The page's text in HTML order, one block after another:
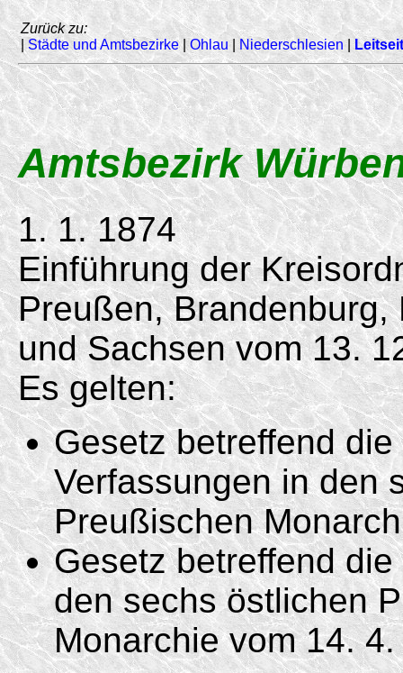
Zurück zu:
| Städte und Amtsbezirke|Ohlau|Niederschlesien|
Amtsbezirk
1. 1. 1874
Einführung der
Preußen,
und Sachsen vom13.
Es gelten:
Gesetz betreffend
Verfassungen in den
Preußischen
Gesetz betreffend
den sechs östlichen
Monarchie vom14.